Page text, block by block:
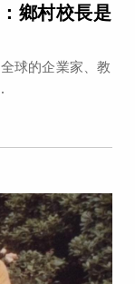
鄉村校長是
球的企業家、教